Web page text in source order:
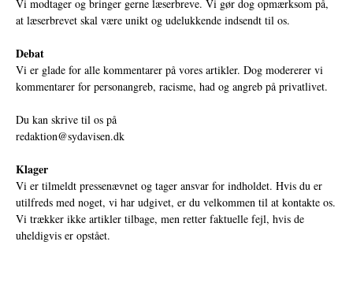
Vi modtager og bringer gerne læserbreve. Vi gør dog opmærksom på,
at læserbrevet skal være unikt og udelukkende indsendt til os.
Debat
Vi er glade for alle kommentarer på vores artikler. Dog modererer vi
kommentarer for personangreb, racisme, had og angreb på privatlivet.
Du kan skrive til os på
redaktion@sydavisen.dk
Klager
Vi er tilmeldt pressenævnet og tager ansvar for indholdet. Hvis du er
utilfreds med noget, vi har udgivet, er du velkommen til at kontakte os.
Vi trækker ikke artikler tilbage, men retter faktuelle fejl, hvis de
uheldigvis er opstået.